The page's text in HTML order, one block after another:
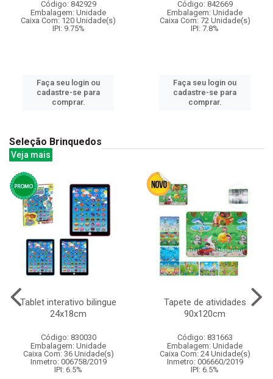
Código: 842929
Embalagem: Unidade
Caixa Com: 120 Unidade(s)
IPI: 9.75%
Faça seu login ou
cadastre-se para
comprar.
Código: 842669
Embalagem: Unidade
Caixa Com: 72 Unidade(s)
IPI: 7.8%
Faça seu login ou
cadastre-se para
comprar.
Seleção Brinquedos
Veja mais
Tablet interativo bilingue
24x18cm
Código: 830030
Embalagem: Unidade
Caixa Com: 36 Unidade(s)
Inmetro: 006758/2019
IPI: 6.5%
Tapete de atividades
90x120cm
Código: 831663
Embalagem: Unidade
Caixa Com: 24 Unidade(s)
Inmetro: 006660/2019
IPI: 6.5%